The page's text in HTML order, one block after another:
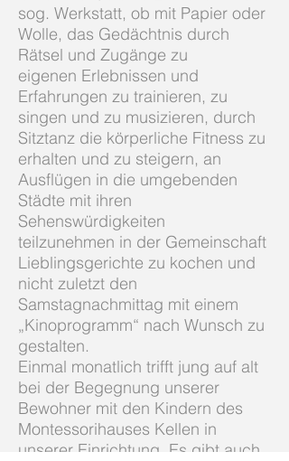
sog. Werkstatt, ob mit Papier oder
Wolle, das Gedächtnis durch
Rätsel und Zugänge zu
eigenen Erlebnissen und
Erfahrungen zu trainieren, zu
singen und zu musizieren, durch
Sitztanz die körperliche Fitness zu
erhalten und zu steigern, an
Ausflügen in die umgebenden
Städte mit ihren
Sehenswürdigkeiten
teilzunehmen in der Gemeinschaft
Lieblingsgerichte zu kochen und
nicht zuletzt den
Samstagnachmittag mit einem
„Kinoprogramm“ nach Wunsch zu
gestalten.
Einmal monatlich trifft jung auf alt
bei der Begegnung unserer
Bewohner mit den Kindern des
Montessorihauses Kellen in
unserer Einrichtung. Es gibt auch